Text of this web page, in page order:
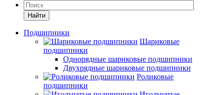
Найти
Подшипники
Шариковые
подшипники
Однорядные шариковые подшипники
Двухрядные шариковые подшипники
Роликовые
подшипники